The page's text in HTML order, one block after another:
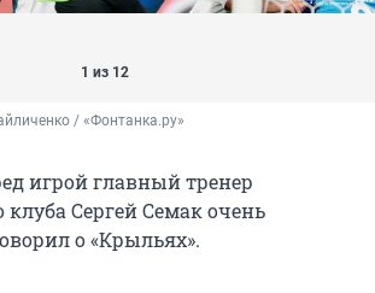
1 из 12
/ «Фонтанка.ру»
игрой главный тренер
клуба Сергей Семак очень
о «Крыльях».